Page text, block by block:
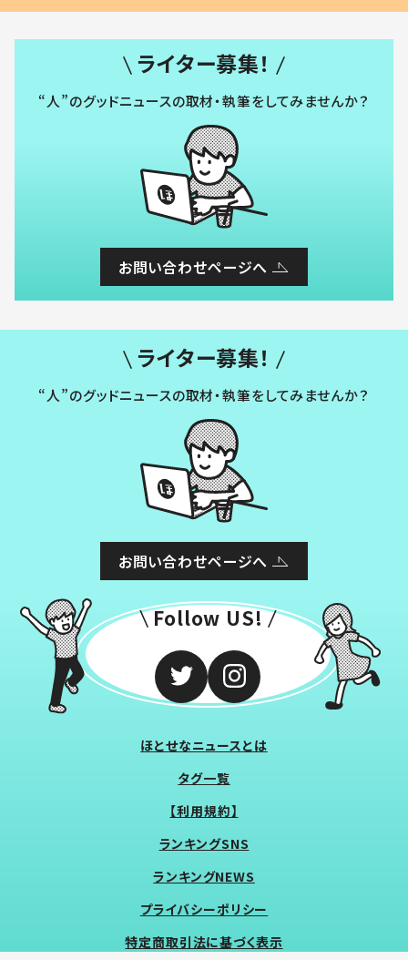
ライター募集！
“人”のグッドニュースの取材・執筆をしてみませんか？
お問い合わせページへ
ライター募集！
“人”のグッドニュースの取材・執筆をしてみませんか？
お問い合わせページへ
Follow US!
ほとせなニュースとは
タグ一覧
【利用規約】
ランキングSNS
ランキングNEWS
プライバシーポリシー
特定商取引法に基づく表示